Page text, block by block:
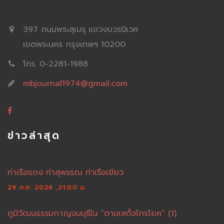
397 ถนนพระสุเมรุ แขวงบวรนิเวศ
เขตพระนคร กรุงเทพฯ 10200
โทร. 0-2281-1988
mbjournal1974@gmail.com
ข่าวล่าสุด
ท่าเรือแดง ท่าสุพรรณ ท่าเรือเขียว
29 ก.ค. 2026 ,21:00 น.
ภูมิวัฒนธรรมกาญจนบุรีใน “ตามเสด็จไทรโยค” (1)